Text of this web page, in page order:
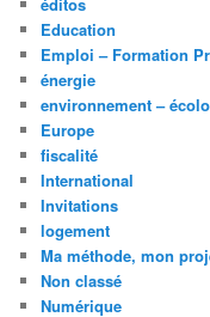
Education
Emploi – Formation
énergie
environnement –
Europe
fiscalité
International
Invitations
logement
Ma méthode, mon
Non classé
Numérique